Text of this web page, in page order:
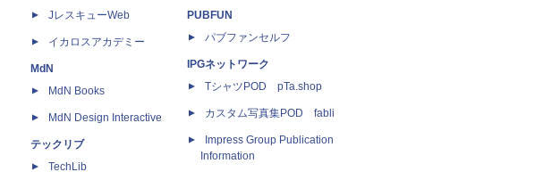
JレスキューWeb
イカロスアカデミー
MdN
MdN Books
MdN Design Interactive
テックリブ
TechLib
PUBFUN
パブファンセルフ
IPGネットワーク
TシャツPOD pTa.shop
カスタム写真集POD fabli
Impress Group Publication
Information